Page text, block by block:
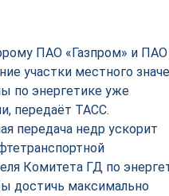
ПАО «Газпром» и ПАО
участки местного
по энергетике уже
передаёт ТАСС.
передача недр ускорит
Комитета ГД по
достичь максимально